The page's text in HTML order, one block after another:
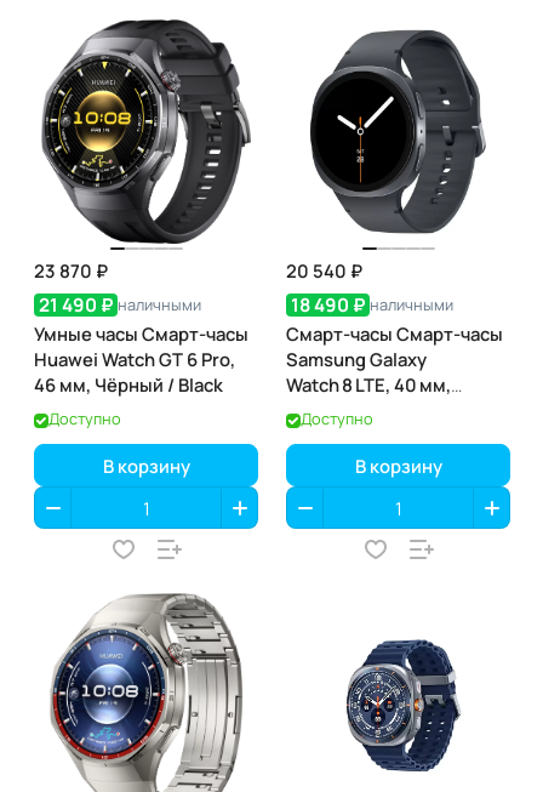
23 870 ₽
21 490 ₽ наличными
Умные часы Смарт-часы
Huawei Watch GT 6 Pro,
46 мм, Чёрный / Black
Доступно
В корзину
20 540 ₽
18 490 ₽ наличными
Смарт-часы Смарт-часы
Samsung Galaxy
Watch 8 LTE, 40 мм,
Graphite (графит)
Доступно
В корзину